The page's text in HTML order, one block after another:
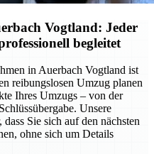
Vogtland: Jeder
begleitet
in Auerbach Vogtland ist
reibungslosen Umzug planen
Ihres Umzugs – von der
Unsere
Sie sich auf den nächsten
ohne sich um Details